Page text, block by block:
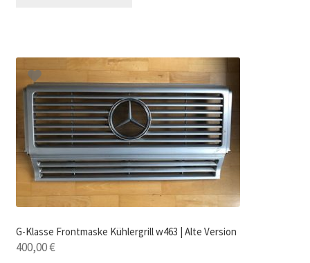
G-Klasse Frontmaske Kühlergrill w463 | Alte Version
400,00€